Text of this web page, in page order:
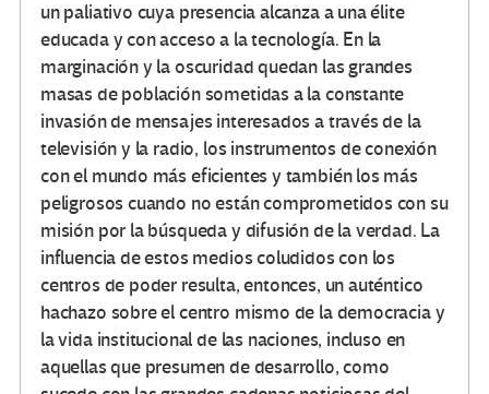
un paliativo cuya presencia alcanza a una élite
educada y con acceso a la tecnología. En la
marginación y la oscuridad quedan las grandes
masas de población sometidas a la constante
invasión de mensajes interesados a través de la
televisión y la radio, los instrumentos de conexión
con el mundo más eficientes y también los más
peligrosos cuando no están comprometidos con su
misión por la búsqueda y difusión de la verdad. La
influencia de estos medios coludidos con los
centros de poder resulta, entonces, un auténtico
hachazo sobre el centro mismo de la democracia y
la vida institucional de las naciones, incluso en
aquellas que presumen de desarrollo, como